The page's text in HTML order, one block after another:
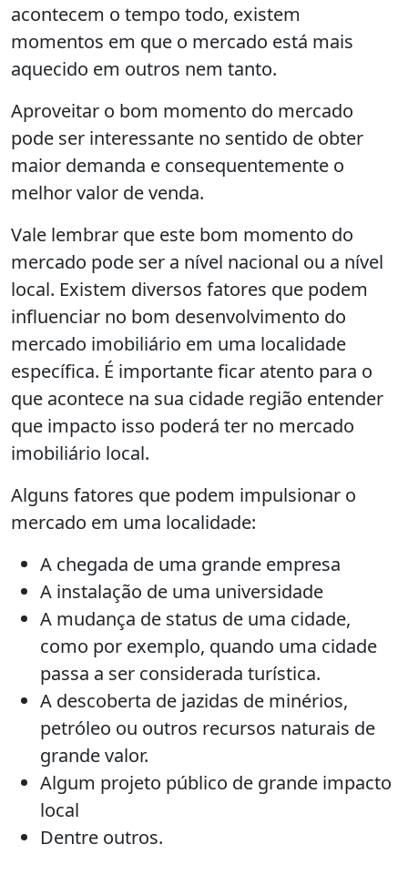
acontecem o tempo todo, existem
momentos em que o mercado está mais
aquecido em outros nem tanto.
Aproveitar o bom momento do mercado
pode ser interessante no sentido de obter
maior demanda e consequentemente o
melhor valor de venda.
Vale lembrar que este bom momento do
mercado pode ser a nível nacional ou a nível
local. Existem diversos fatores que podem
influenciar no bom desenvolvimento do
mercado imobiliário em uma localidade
específica. É importante ficar atento para o
que acontece na sua cidade região entender
que impacto isso poderá ter no mercado
imobiliário local.
Alguns fatores que podem impulsionar o
mercado em uma localidade:
A chegada de uma grande empresa
A instalação de uma universidade
A mudança de status de uma cidade,
como por exemplo, quando uma cidade
passa a ser considerada turística.
A descoberta de jazidas de minérios,
petróleo ou outros recursos naturais de
grande valor.
Algum projeto público de grande impacto
local
Dentre outros.